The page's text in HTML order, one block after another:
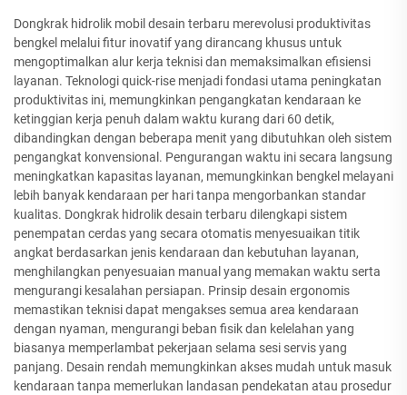
Dongkrak hidrolik mobil desain terbaru merevolusi produktivitas
bengkel melalui fitur inovatif yang dirancang khusus untuk
mengoptimalkan alur kerja teknisi dan memaksimalkan efisiensi
layanan. Teknologi quick-rise menjadi fondasi utama peningkatan
produktivitas ini, memungkinkan pengangkatan kendaraan ke
ketinggian kerja penuh dalam waktu kurang dari 60 detik,
dibandingkan dengan beberapa menit yang dibutuhkan oleh sistem
pengangkat konvensional. Pengurangan waktu ini secara langsung
meningkatkan kapasitas layanan, memungkinkan bengkel melayani
lebih banyak kendaraan per hari tanpa mengorbankan standar
kualitas. Dongkrak hidrolik desain terbaru dilengkapi sistem
penempatan cerdas yang secara otomatis menyesuaikan titik
angkat berdasarkan jenis kendaraan dan kebutuhan layanan,
menghilangkan penyesuaian manual yang memakan waktu serta
mengurangi kesalahan persiapan. Prinsip desain ergonomis
memastikan teknisi dapat mengakses semua area kendaraan
dengan nyaman, mengurangi beban fisik dan kelelahan yang
biasanya memperlambat pekerjaan selama sesi servis yang
panjang. Desain rendah memungkinkan akses mudah untuk masuk
kendaraan tanpa memerlukan landasan pendekatan atau prosedur